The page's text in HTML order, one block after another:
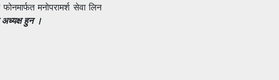
मनोपरामर्श सेवा लिन
हुन ।